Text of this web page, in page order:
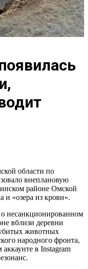
области по
внеплановую
районе Омской
и «озера из крови».
несанкционированном
вблизи деревни
животных
народного фронта,
в Instagram